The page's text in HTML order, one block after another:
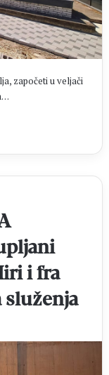
započeti u veljači
i fra
služenja